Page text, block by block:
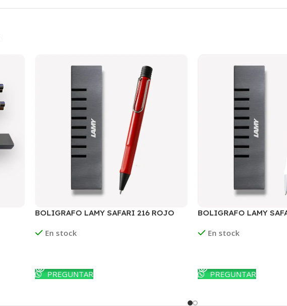
BOLIGRAFO LAMY SAFARI 216 ROJO
En stock
PREGUNTAR
BOLIGRAFO LAMY
En stock
PREGUNTAR